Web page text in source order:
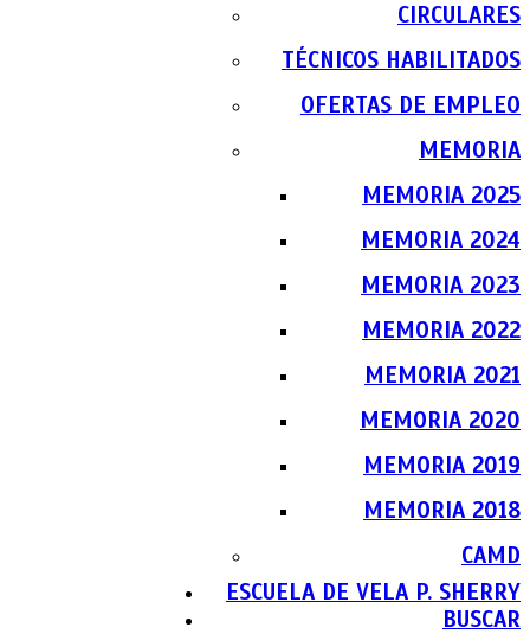
CIRCULARES
TÉCNICOS HABILITADOS
OFERTAS DE EMPLEO
MEMORIA
MEMORIA 2025
MEMORIA 2024
MEMORIA 2023
MEMORIA 2022
MEMORIA 2021
MEMORIA 2020
MEMORIA 2019
MEMORIA 2018
CAMD
ESCUELA DE VELA P. SHERRY
BUSCAR